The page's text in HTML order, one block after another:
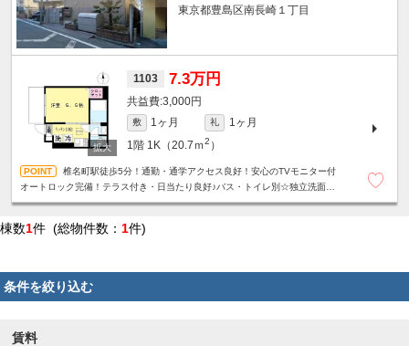
東京都豊島区南長崎１丁目
1103 7.3万円
3,000円
敷 1ヶ月 礼
1ヶ月
1階 1K（20.7ｍ2 ）
椎名町駅徒歩5分！通勤・通学アクセス良好！安心のTVモニター付
オートロック完備！テラス付き・日当たり良好♪バス・トイレ別☆独立洗面台
棟数1件 (総物件数： 1件)
条件を絞り込む
賃料